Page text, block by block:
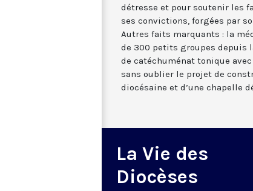
détresse et pour soutenir les
ses convictions, forgées par
Autres faits marquants : la
de 300 petits groupes depuis
de catéchuménat tonique
sans oublier le projet de
diocésaine et d’une chapelle
La Vie des
Diocèses